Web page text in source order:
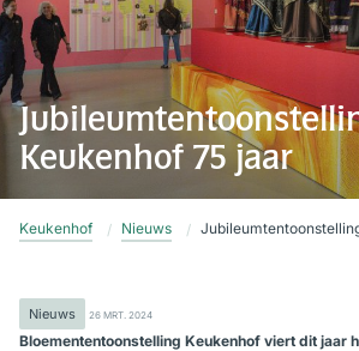
Veelgestelde vragen
Contact
Keukenhof 75 jaar
Keukenhof Nieuws
Nieuws 26 MRT. 2024
Bloemententoonstelling Keukenhof viert dit jaar